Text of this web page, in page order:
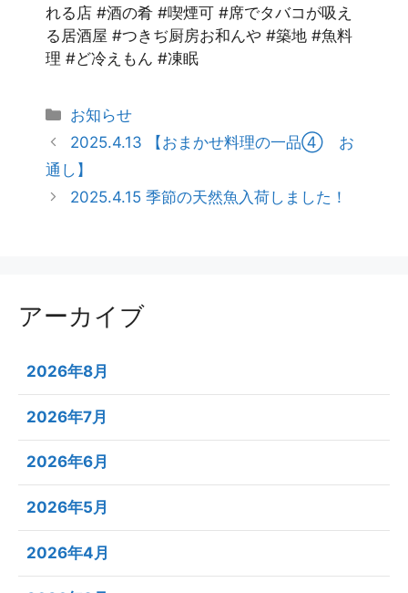
れる店 #酒の肴 #喫煙可 #席でタバコが吸え
る居酒屋 #つきぢ厨房お和んや #築地 #魚料
理 #ど冷えもん #凍眠
お知らせ
2025.4.13 【おまかせ料理の一品④ お
通し】
2025.4.15 季節の天然魚入荷しました！
アーカイブ
2026年8月
2026年7月
2026年6月
2026年5月
2026年4月